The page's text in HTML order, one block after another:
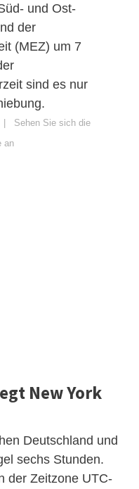
und Ost-
der
(MEZ) um 7
sind es nur
| Sehen Sie sich die
an
New York
Deutschland und
sechs Stunden.
der Zeitzone UTC-